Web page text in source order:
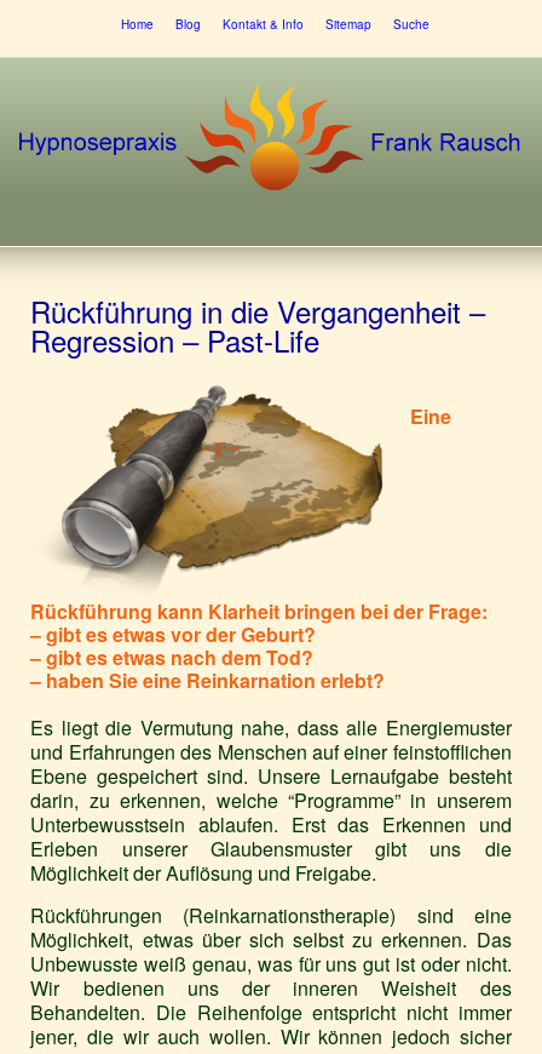
Home Blog Kontakt & Info Sitemap Suche
Rückführung in die Vergangenheit –
Regression – Past-Life
Eine
Rückführung kann Klarheit bringen bei der Frage:
– gibt es etwas vor der Geburt?
– gibt es etwas nach dem Tod?
– haben Sie eine Reinkarnation erlebt?
Es liegt die Vermutung nahe, dass alle Energiemuster
und Erfahrungen des Menschen auf einer feinstofflichen
Ebene gespeichert sind. Unsere Lernaufgabe besteht
darin, zu erkennen, welche “Programme” in unserem
Unterbewusstsein ablaufen. Erst das Erkennen und
Erleben unserer Glaubensmuster gibt uns die
Möglichkeit der Auflösung und Freigabe.
Rückführungen (Reinkarnationstherapie) sind eine
Möglichkeit, etwas über sich selbst zu erkennen. Das
Unbewusste weiß genau, was für uns gut ist oder nicht.
Wir bedienen uns der inneren Weisheit des
Behandelten. Die Reihenfolge entspricht nicht immer
jener, die wir auch wollen. Wir können jedoch sicher